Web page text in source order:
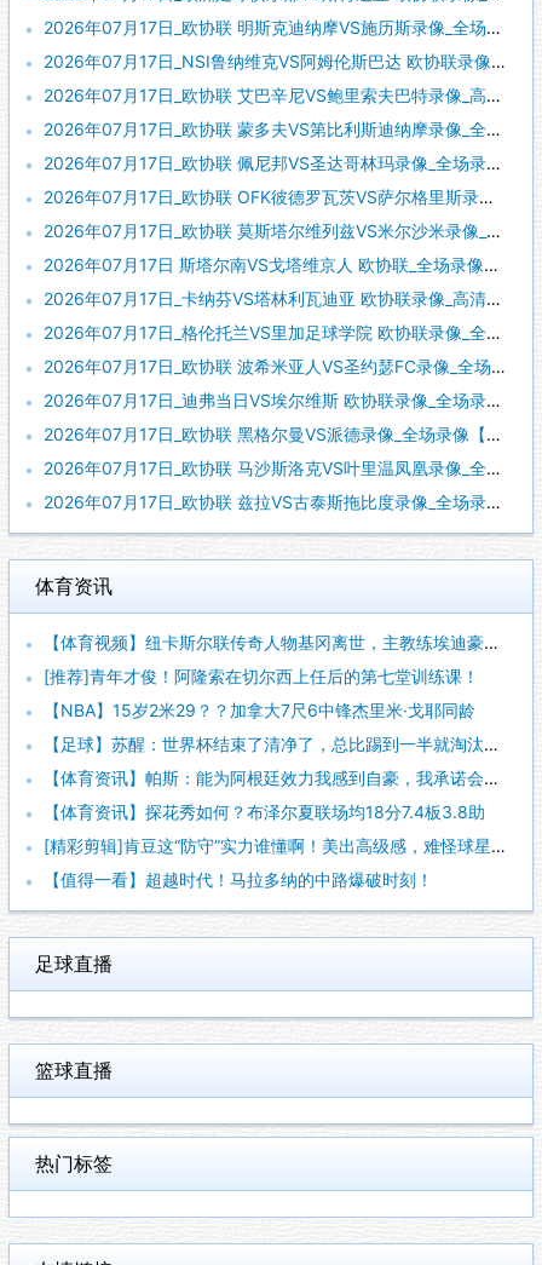
2026年07月17日_欧协联 明斯克迪纳摩VS施历斯录像_全场录像【高清回放】
2026年07月17日_NSI鲁纳维克VS阿姆伦斯巴达 欧协联录像_全场录像【视频集锦】
2026年07月17日_欧协联 艾巴辛尼VS鲍里索夫巴特录像_高清录像【全场回放】
2026年07月17日_欧协联 蒙多夫VS第比利斯迪纳摩录像_全场录像【视频集锦】
2026年07月17日_欧协联 佩尼邦VS圣达哥林玛录像_全场录像【视频集锦】
2026年07月17日_欧协联 OFK彼德罗瓦茨VS萨尔格里斯录像_全场录像【高清回放】
2026年07月17日_欧协联 莫斯塔尔维列兹VS米尔沙米录像_全场录像【全场回放】
2026年07月17日 斯塔尔南VS戈塔维京人 欧协联_全场录像【全场回放】
2026年07月17日_卡纳芬VS塔林利瓦迪亚 欧协联录像_高清录像【全场回放】
2026年07月17日_格伦托兰VS里加足球学院 欧协联录像_全场录像【高清回放】
2026年07月17日_欧协联 波希米亚人VS圣约瑟FC录像_全场录像【高清回放】
2026年07月17日_迪弗当日VS埃尔维斯 欧协联录像_全场录像【视频集锦】
2026年07月17日_欧协联 黑格尔曼VS派德录像_全场录像【高清回放】
2026年07月17日_欧协联 马沙斯洛克VS叶里温凤凰录像_全场录像【全场回放】
2026年07月17日_欧协联 兹拉VS古泰斯拖比度录像_全场录像【高清回放】
体育资讯
【体育视频】纽卡斯尔联传奇人物基冈离世，主教练埃迪豪献上鲜花
[推荐]青年才俊！阿隆索在切尔西上任后的第七堂训练课！
【NBA】15岁2米29？？加拿大7尺6中锋杰里米·戈耶同龄
【足球】苏醒：世界杯结束了清净了，总比踢到一半就淘汰的那种清
【体育资讯】帕斯：能为阿根廷效力我感到自豪，我承诺会全力把世
【体育资讯】探花秀如何？布泽尔夏联场均18分7.4板3.8助
[精彩剪辑]肯豆这“防守”实力谁懂啊！美出高级感，难怪球星都
【值得一看】超越时代！马拉多纳的中路爆破时刻！
足球直播
篮球直播
热门标签